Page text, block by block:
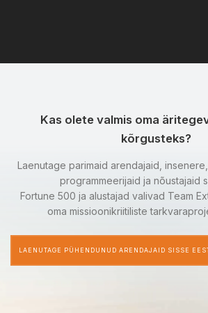
Kas olete valmis oma
kõrgusteks?
Laenutage parimaid arendajaid,
programmeerijaid ja nõustajaid
Fortune 500 ja alustajad valivad Team
oma missioonikriitiliste
LAENUTAGE PÜHENDUNUD ARENDAJAID SISSE